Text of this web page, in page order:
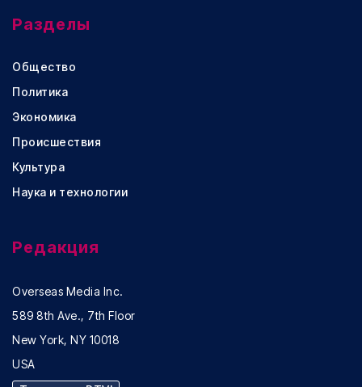
Разделы
Общество
Политика
Экономика
Происшествия
Культура
Наука и технологии
Редакция
Overseas Media Inc.
589 8th Ave., 7th Floor
New York, NY 10018
USA